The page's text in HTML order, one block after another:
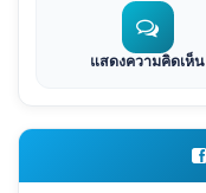
แสดงความคิดเห็น